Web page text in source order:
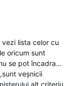
lista celor cu
oricum sunt
se pot încadra…
veșnicii
criteriu